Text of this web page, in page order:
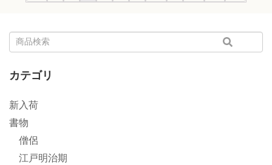
カテゴリ
新入荷
書物
僧侶
江戸明治期